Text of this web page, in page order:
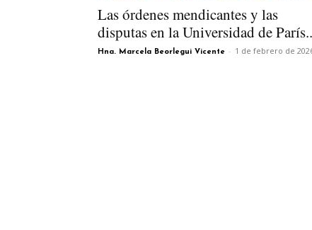
Las órdenes mendicantes y las
disputas en la Universidad de
Hna. Marcela Beorlegui Vicente - 1 de febrero de